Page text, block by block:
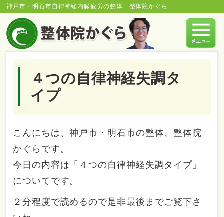
神戸市・明石市自律神経内臓疲労の整体 整体院かぐら
４つの自律神経失調タ
イプ
こんにちは、神戸市・明石市の整体、整体院
かぐらです。
今日の内容は「４つの自律神経失調タイプ」
についてです。
２分程度で読めるので是非最後までご覧下さ